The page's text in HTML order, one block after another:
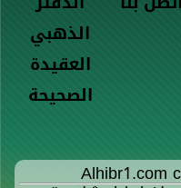
الذهبي
العقيدة
الصحيحة
Alhibr1.com